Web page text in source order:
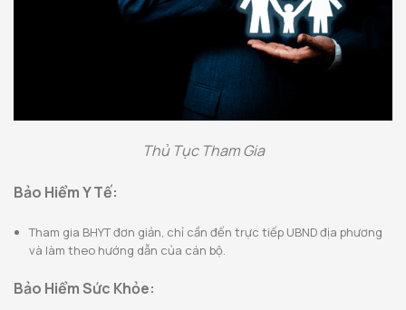
Thủ Tục Tham Gia
Bảo Hiểm Y Tế:
Tham gia BHYT đơn giản, chỉ cần đến trực tiếp UBND địa phương
và làm theo hướng dẫn của cán bộ.
Bảo Hiểm Sức Khỏe: